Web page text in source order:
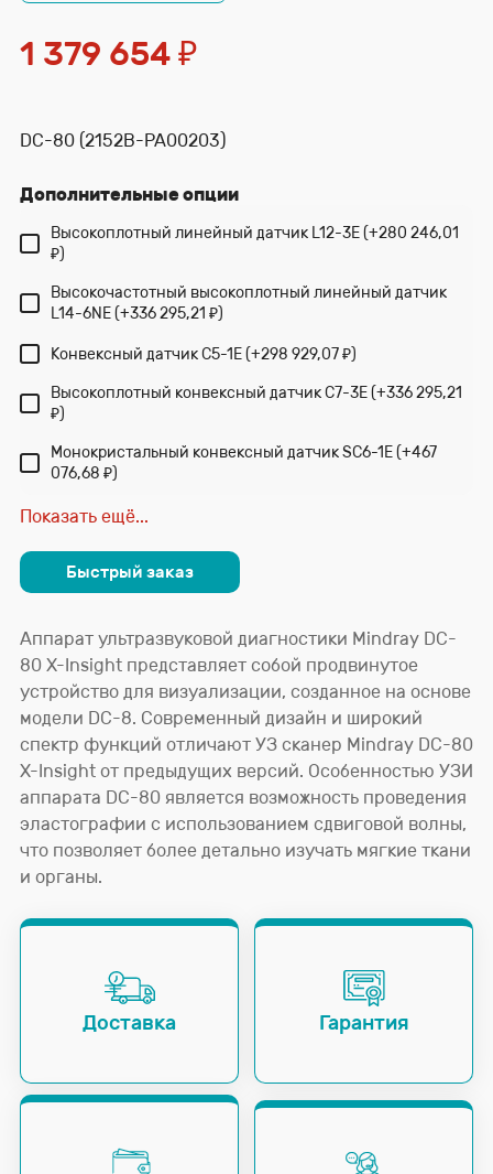
1 379 654 ₽
DC-80 (2152B-PA00203)
Дополнительные опции
Высокоплотный линейный датчик L12-3E (+280 246,01
₽)
Высокочастотный высокоплотный линейный датчик
L14-6NE (+336 295,21 ₽)
Конвексный датчик С5-1E (+298 929,07 ₽)
Высокоплотный конвексный датчик С7-3E (+336 295,21
₽)
Монокристальный конвексный датчик SС6-1E (+467
076,68 ₽)
Микроконвексный датчик C11-3E (+
Секторный фазированный педиатрический датчик P7-
3E (+358 714,89₽)
датчик SP5-1E (+467 076,68₽)
Микроконвексный высокоплотный внутриполостной
датчик V11-3HE (+336 295,21₽ )
Конвексный датчик для объемного сканирования в
реальном времени D7-2E (+ 523 125,88₽ )
Показать ещё...
Быстрый заказ
Аппарат ультразвуковой диагностики Mindray DC-
80 X-Insight представляет собой продвинутое
устройство для визуализации, созданное на основе
модели DC-8. Современный дизайн и широкий
спектр функций отличают УЗ сканер Mindray DC-80
X-Insight от предыдущих версий. Особенностью УЗИ
аппарата DC-80 является возможность проведения
эластографии с использованием сдвиговой волны,
что позволяет более детально изучать мягкие ткани
и органы.
Доставка Гарантия